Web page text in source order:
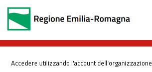
Accedere utilizzando l'account dell'organizzazione